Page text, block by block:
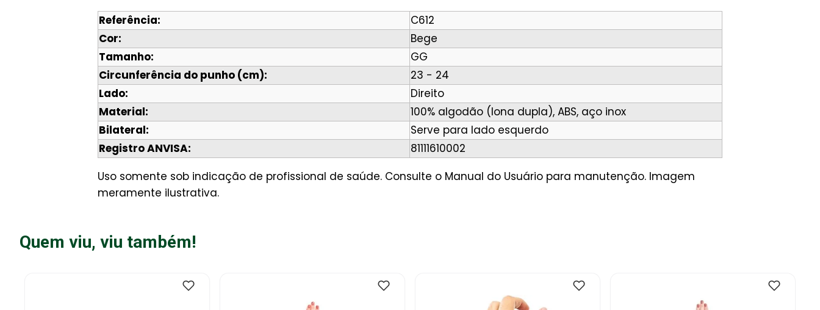
Referência:
C612
Cor:
Bege
Tamanho:
GG
Circunferência do punho (cm):
23 - 24
Lado:
Direito
Material:
100% algodão (lona dupla), ABS, aço inox
Bilateral:
Serve para lado esquerdo
Registro ANVISA:
81111610002
Uso somente sob indicação de profissional de saúde. Consulte o Manual do Usuário para manutenção. Imagem
meramente ilustrativa.
Quem viu, viu também!